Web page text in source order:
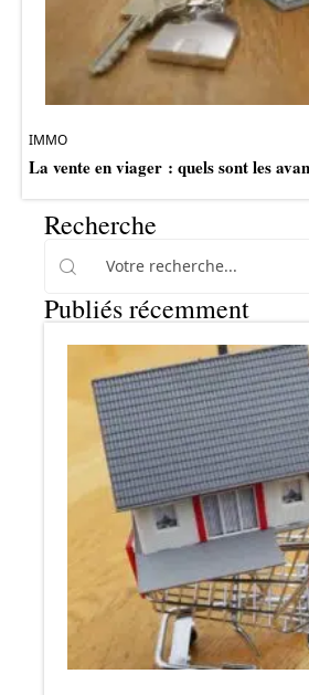
IMMO
La vente en viager : quels sont les
Recherche
Publiés récemment